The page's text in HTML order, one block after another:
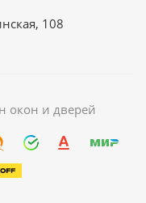
108
окон и дверей